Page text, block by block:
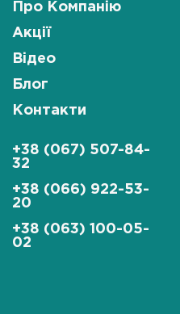
Про Компанію
Акції
Відео
Блог
Контакти
+38 (067) 507-84-
32
+38 (066) 922-53-
20
+38 (063) 100-05-
02